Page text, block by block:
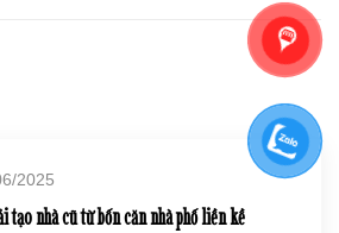
2025
tạo nhà cũ từ bốn căn nhà phố liền kề